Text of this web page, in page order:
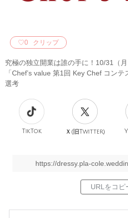
♡0 クリップ
究極の独立開業は誰の手に！10/31（
「Chef’s value 第1回 Key Chef コン
選考
TikTok Ｘ(旧 Twitter)
https://dressy.pla-